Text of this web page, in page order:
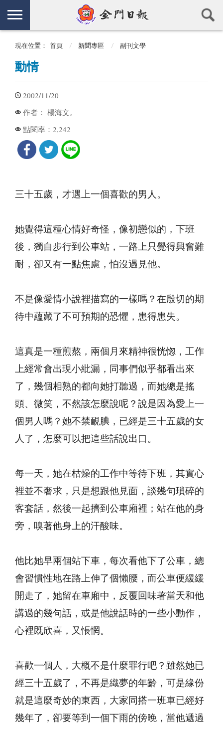
現在位置： 首頁 新聞專區 副刊文學
動情
2002/11/20
作者： 楊海文。
點閱率： 2,242
三十五歲，才遇上一個喜歡的男人。
她覺得這種心情好奇怪，像初戀似的，下班
後，獨自步行到公車站，一路上只覺得興奮難
耐，卻又有一點焦慮，怕沒遇見他。
不是像愛情小說裡描寫的一樣嗎？在殷切的期
待中蘊藏了不可預期的恐懼，患得患失。
這真是一種煎熬，兩個月來精神很恍惚，工作
上經常會出現小紕漏，同事們似乎都看出來
了，幾個相熟的都向她打聽過，而她總是搖
頭、微笑，不然該怎麼說呢？說是因為愛上一
個男人嗎？她不禁靦腆，已經是三十五歲的女
人了，怎麼可以把這些話說出口。
每一天，她在枯燥的工作中等待下班，其實心
裡並不奢求，只是想跟他見面，談幾句瑣碎的
客套話，然後一起擠到公車廂裡；站在他的身
旁，嗅著他身上的汗酸味。
他比她早兩個站下車，每次看他下了公車，總
會習慣性地在路上伸了個懶腰，而公車便緩緩
開走了，她留在車廂中，反覆回味著當天和他
講過的幾句話，或是他說話時的一些小動作，
心裡既欣喜，又悵惘。
喜歡一個人，大概不是什麼罪行吧？雖然她已
經三十五歲了，不再是織夢的年齡，可是緣份
就是這麼奇妙的東西，大家同搭一班車已經好
幾年了，卻要等到一個下雨的傍晚，當他遞過